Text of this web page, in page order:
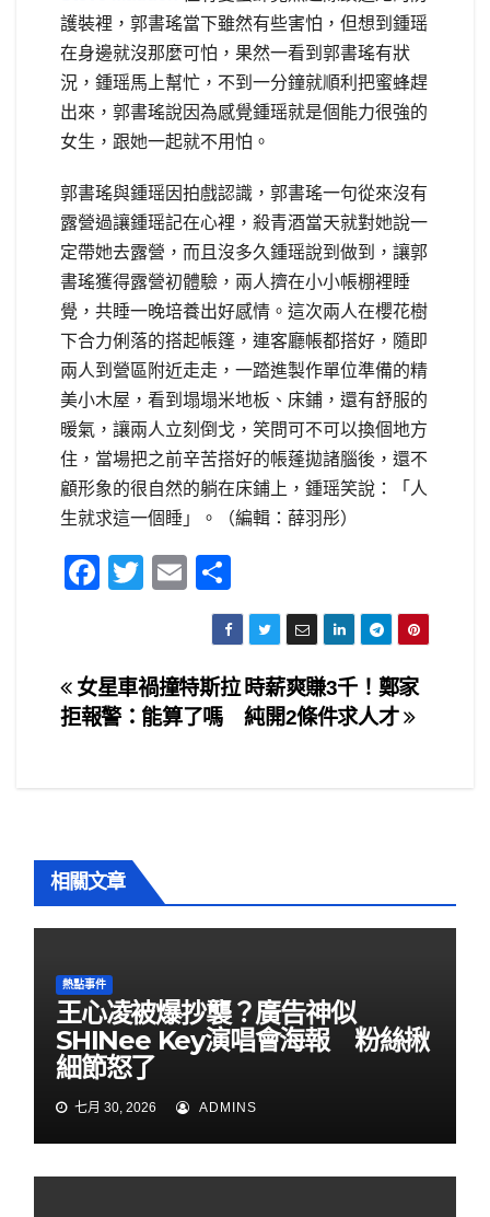
護裝裡，郭書瑤當下雖然有些害怕，但想到鍾瑶
在身邊就沒那麼可怕，果然一看到郭書瑤有狀
況，鍾瑶馬上幫忙，不到一分鐘就順利把蜜蜂趕
出來，郭書瑤說因為感覺鍾瑶就是個能力很強的
女生，跟她一起就不用怕。
郭書瑤與鍾瑶因拍戲認識，郭書瑤一句從來沒有
露營過讓鍾瑶記在心裡，殺青酒當天就對她說一
定帶她去露營，而且沒多久鍾瑶說到做到，讓郭
書瑤獲得露營初體驗，兩人擠在小小帳棚裡睡
覺，共睡一晚培養出好感情。這次兩人在櫻花樹
下合力俐落的搭起帳篷，連客廳帳都搭好，隨即
兩人到營區附近走走，一踏進製作單位準備的精
美小木屋，看到塌塌米地板、床鋪，還有舒服的
暖氣，讓兩人立刻倒戈，笑問可不可以換個地方
住，當場把之前辛苦搭好的帳蓬拋諸腦後，還不
顧形象的很自然的躺在床鋪上，鍾瑶笑說：「人
生就求這一個睡」。（編輯：薛羽彤）
F
e
b
T
er
E
m
ail
h
ar
e
文
章
時薪爽賺3千！鄭家
純開2條件求人才
女星車禍撞特斯拉
拒報警：能算了嗎
相關文章
熱點事件
王心凌被爆抄襲？廣告神似
SHINee Key演唱會海報 粉絲揪
細節怒了
七月 30, 2026 ADMINS